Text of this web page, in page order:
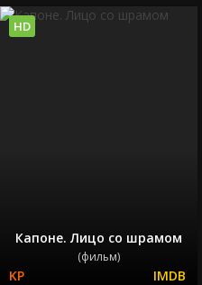
Капоне. Лицо со шрамом
(фильм)
HD